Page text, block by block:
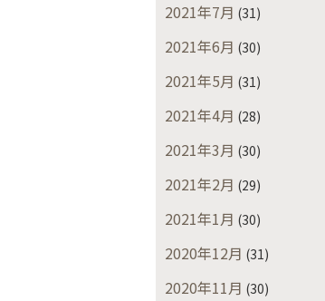
2021年7月 (31)
2021年6月 (30)
2021年5月 (31)
2021年4月 (28)
2021年3月 (30)
2021年2月 (29)
2021年1月 (30)
2020年12月 (31)
2020年11月 (30)